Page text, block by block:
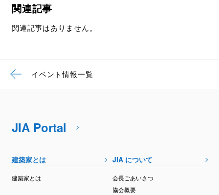
関連記事
関連記事はありません。
イベント情報一覧
JIA Portal
建築家とは
建築家とは
JIA について
会長ごあいさつ
協会概要